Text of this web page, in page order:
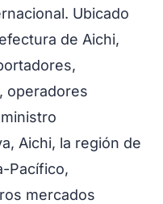
Ubicado
de Aichi,
operadores
Aichi, la región de
Pacífico,
mercados